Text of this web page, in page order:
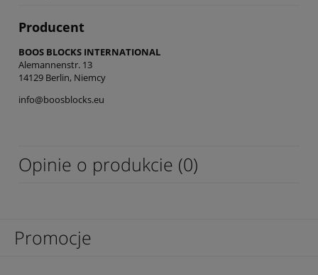
Producent
BOOS BLOCKS INTERNATIONAL
Alemannenstr. 13
14129 Berlin, Niemcy
info@boosblocks.eu
Opinie o produkcie (0)
Promocje